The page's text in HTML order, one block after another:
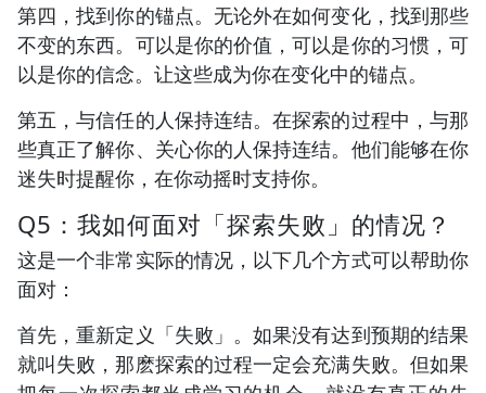
第四，找到你的锚点。无论外在如何变化，找到那些
不变的东西。可以是你的价值，可以是你的习惯，可
以是你的信念。让这些成为你在变化中的锚点。
第五，与信任的人保持连结。在探索的过程中，与那
些真正了解你、关心你的人保持连结。他们能够在你
迷失时提醒你，在你动摇时支持你。
Q5：我如何面对「探索失败」的情况？
这是一个非常实际的情况，以下几个方式可以帮助你
面对：
首先，重新定义「失败」。如果没有达到预期的结果
就叫失败，那麽探索的过程一定会充满失败。但如果